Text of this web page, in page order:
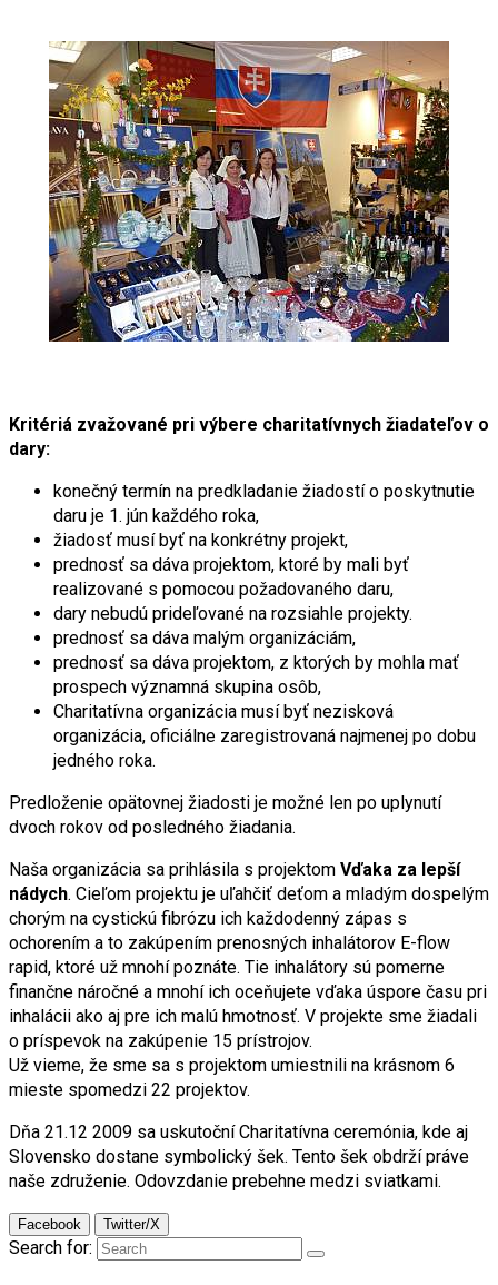
Kritériá zvažované pri výbere charitatívnych žiadateľov o
dary:
konečný termín na predkladanie žiadostí o poskytnutie
daru je 1. jún každého roka,
žiadosť musí byť na konkrétny projekt,
prednosť sa dáva projektom, ktoré by mali byť
realizované s pomocou požadovaného daru,
dary nebudú prideľované na rozsiahle projekty.
prednosť sa dáva malým organizáciám,
prednosť sa dáva projektom, z ktorých by mohla mať
prospech významná skupina osôb,
Charitatívna organizácia musí byť nezisková
organizácia, oficiálne zaregistrovaná najmenej po dobu
jedného roka.
Predloženie opätovnej žiadosti je možné len po uplynutí
dvoch rokov od posledného žiadania.
Naša organizácia sa prihlásila s projektom Vďaka za lepší
nádych. Cieľom projektu je uľahčiť deťom a mladým dospelým
chorým na cystickú fibrózu ich každodenný zápas s
ochorením a to zakúpením prenosných inhalátorov E-flow
rapid, ktoré už mnohí poznáte. Tie inhalátory sú pomerne
finančne náročné a mnohí ich oceňujete vďaka úspore času pri
inhalácii ako aj pre ich malú hmotnosť. V projekte sme žiadali
o príspevok na zakúpenie 15 prístrojov.
Už vieme, že sme sa s projektom umiestnili na krásnom 6
mieste spomedzi 22 projektov.
Dňa 21.12 2009 sa uskutoční Charitatívna ceremónia, kde aj
Slovensko dostane symbolický šek. Tento šek obdrží práve
naše združenie. Odovzdanie prebehne medzi sviatkami.
Facebook Twitter/X
Search for: